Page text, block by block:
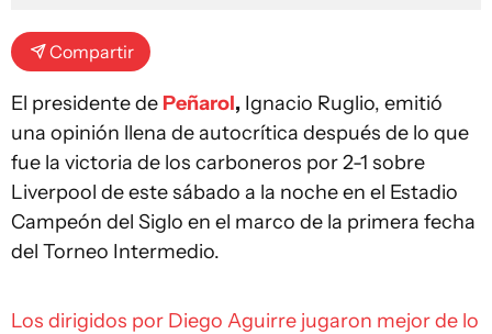
Compartir
El presidente de Peñarol, Ignacio Ruglio, emitió
una opinión llena de autocrítica después de lo que
fue la victoria de los carboneros por 2-1 sobre
Liverpool de este sábado a la noche en el Estadio
Campeón del Siglo en el marco de la primera fecha
del Torneo Intermedio.
Los dirigidos por Diego Aguirre jugaron mejor de lo